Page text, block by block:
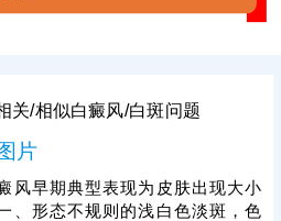
关/相似白癜风/白斑问题
片
风早期典型表现为皮肤出现大小
、形态不规则的浅白色淡斑，色